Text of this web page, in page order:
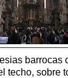
barrocas
techo, sobre